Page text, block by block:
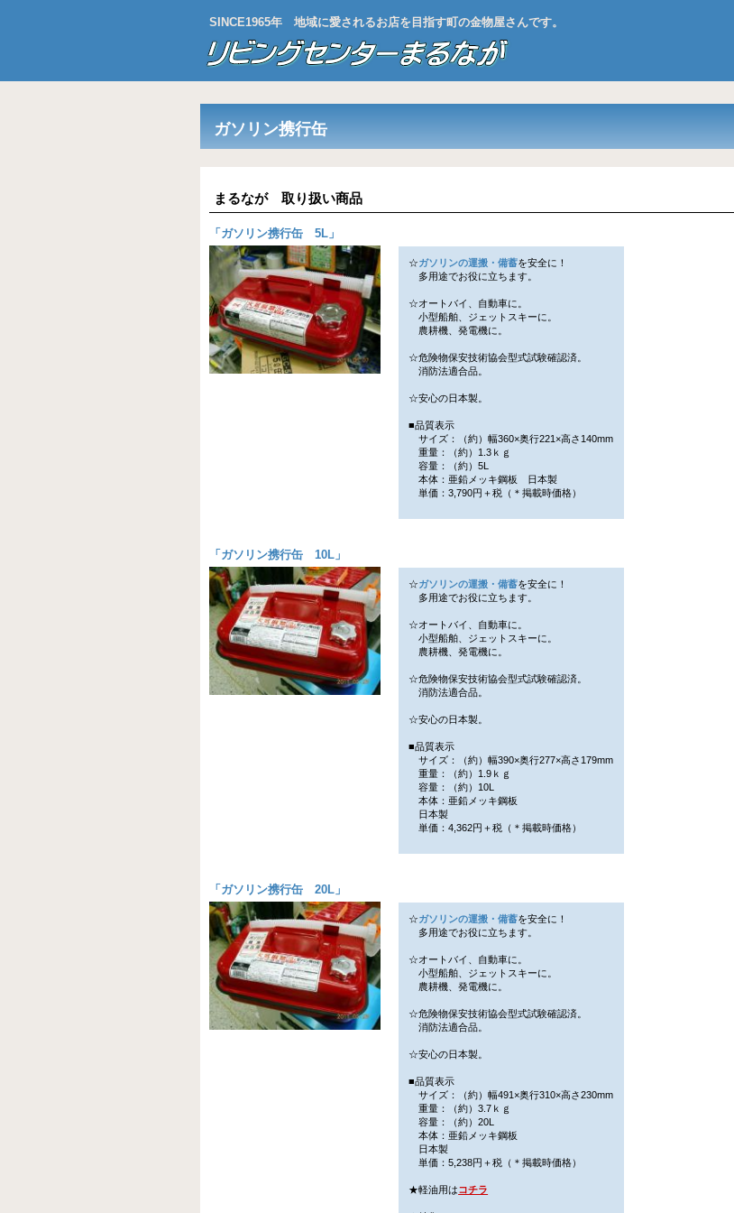
SINCE1965年 地域に愛されるお店を目指す町の金物屋さんです。
ガソリン携行缶
まるなが 取り扱い商品
「 ガソリン携行缶 5L 」
☆ガソリンの運搬・備蓄を安全に！
多用途でお役に立ちます。
☆オートバイ、自動車に。
小型船舶、ジェットスキーに。
農耕機、発電機に。
☆危険物保安技術協会型式試験確認済。
消防法適合品。
☆安心の日本製。
■品質表示
サイズ：（約）幅360×奥行221×高さ140mm
重量：（約）1.3ｋｇ
容量：（約）5L
本体：亜鉛メッキ鋼板 日本製
単価：3,790円＋税（＊掲載時価格）
「 ガソリン携行缶 10L 」
☆ガソリンの運搬・備蓄を安全に！
多用途でお役に立ちます。
☆オートバイ、自動車に。
小型船舶、ジェットスキーに。
農耕機、発電機に。
☆危険物保安技術協会型式試験確認済。
消防法適合品。
☆安心の日本製。
■品質表示
サイズ：（約）幅390×奥行277×高さ179mm
重量：（約）1.9ｋｇ
容量：（約）10L
本体：亜鉛メッキ鋼板
日本製
単価：4,362円＋税（＊掲載時価格）
「 ガソリン携行缶 20L 」
☆ガソリンの運搬・備蓄を安全に！
多用途でお役に立ちます。
☆オートバイ、自動車に。
小型船舶、ジェットスキーに。
農耕機、発電機に。
☆危険物保安技術協会型式試験確認済。
消防法適合品。
☆安心の日本製。
■品質表示
サイズ：（約）幅491×奥行310×高さ230mm
重量：（約）3.7ｋｇ
容量：（約）20L
本体：亜鉛メッキ鋼板
日本製
単価：5,238円＋税（＊掲載時価格）
★軽油用はコチラ